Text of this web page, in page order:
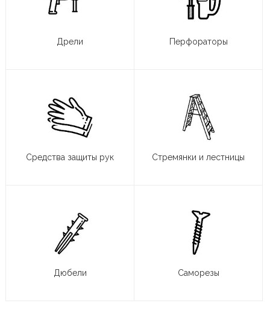
Дрели Перфораторы
Средства защиты рук Стремянки и лестницы
Дюбели Саморезы